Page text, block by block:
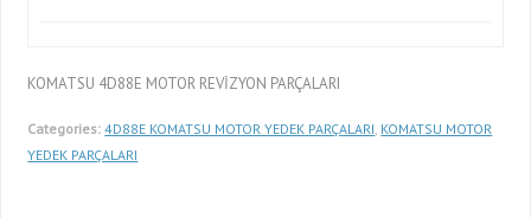
KOMATSU 4D88E MOTOR REVİZYON PARÇALARI
Categories: 4D88E KOMATSU MOTOR YEDEK PARÇALARI KOMATSU MOTOR
YEDEK PARÇALARI